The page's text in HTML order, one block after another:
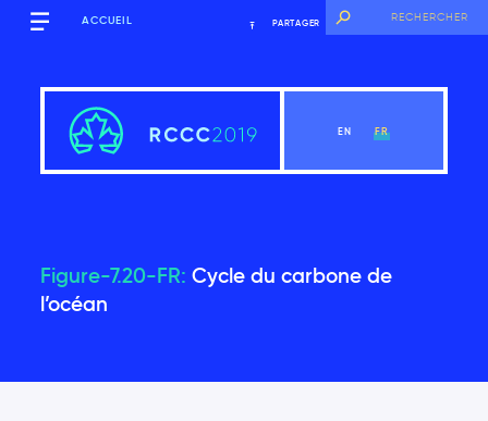
ACCUEIL PARTAGER
EN FR
Figure-7.20-FR: Cycle du carbone de
l’océan
Sommaire